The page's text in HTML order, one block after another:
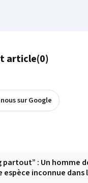
article(0)
sur Google
partout” : Un homme
inconnue dans